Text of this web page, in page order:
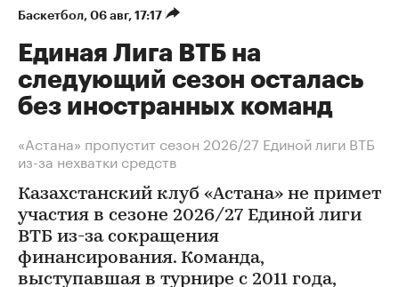
Баскетбол⁠, 06 авг, 17:17
Единая Лига ВТБ на
следующий сезон осталась
без иностранных команд
«Астана» пропустит сезон 2026/27 Единой лиги ВТБ
из-за нехватки средств
Казахстанский клуб «Астана» не примет
участия в сезоне 2026/27 Единой лиги
ВТБ из-за сокращения
финансирования. Команда,
выступавшая в турнире с 2011 года,